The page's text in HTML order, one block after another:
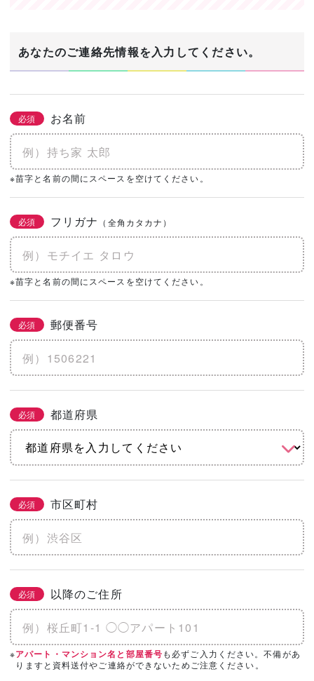
あなたのご連絡先情報を入力してください。
必須 お名前
※苗字と名前の間にスペースを空けてください。
必須 フリガナ （全角カタカナ）
※苗字と名前の間にスペースを空けてください。
必須 郵便番号
必須 都道府県
必須 市区町村
必須 以降のご住所
※アパート・マンション名と部屋番号も必ずご入力ください。不備があ
りますと資料送付やご連絡ができないためご注意ください。